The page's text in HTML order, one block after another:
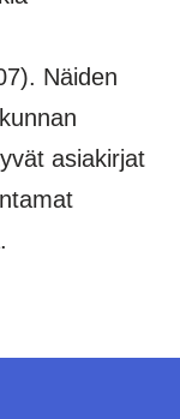
Näiden
asiakirjat